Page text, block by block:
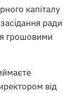
капіталу
ради
грошовими
від